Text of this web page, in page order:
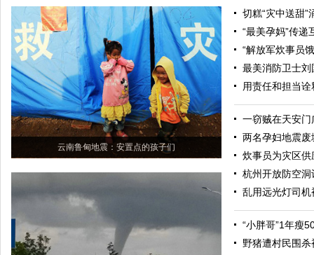
云南鲁甸地震：安置点的孩子们
切糕“灾中送甜”
“最美孕妈”传递
“解放军炊事员
最美消防卫士
用责任和担当诠
一窃贼在天安
两名孕妇地震
炊事员为灾区
杭州开放防空洞
乱用远光灯司
“小胖哥”1年瘦
野猪遭村民围